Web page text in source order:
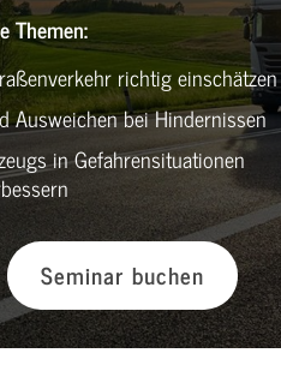
Themen:
richtig einschätzen
Ausweichen bei Hindernissen
in Gefahrensituationen
Seminar buchen